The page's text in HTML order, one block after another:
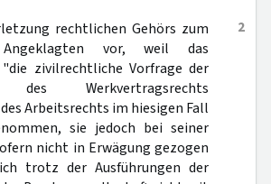
2
rechtlichen Gehörs zum
vor, weil das
zivilrechtliche Vorfrage der
des Werkvertragsrechts
Arbeitsrechts im hiesigen Fall
sie jedoch bei seiner
nicht in Erwägung gezogen
trotz der Ausführungen der